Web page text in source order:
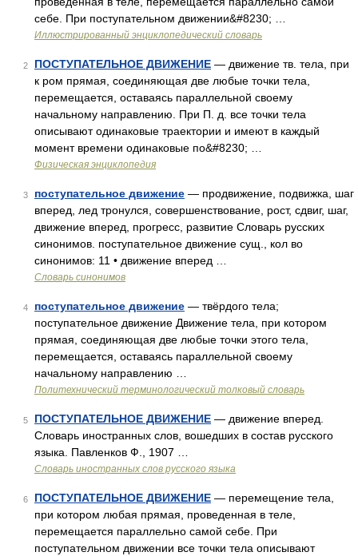
себе. При поступательном движении&#8230; …
Иллюстрированный энциклопедический словарь
2 ПОСТУПАТЕЛЬНОЕ ДВИЖЕНИЕ — движение тв. тела, при
к ром прямая, соединяющая две любые точки тела,
перемещается, оставаясь параллельной своему
начальному направлению. При П. д. все точки тела
описывают одинаковые траектории и имеют в каждый
момент времени одинаковые по&#8230; …
Физическая энциклопедия
3 поступательное движение — продвижение, подвижка, шаг
вперед, лед тронулся, совершенствование, рост, сдвиг, шаг,
движение вперед, прогресс, развитие Словарь русских
синонимов. поступательное движение сущ., кол во
синонимов: 11 • движение вперед …
Словарь синонимов
4 поступательное движение — твёрдого тела;
поступательное движение Движение тела, при котором
прямая, соединяющая две любые точки этого тела,
перемещается, оставаясь параллельной своему
начальному направлению …
Политехнический терминологический толковый словарь
5 ПОСТУПАТЕЛЬНОЕ ДВИЖЕНИЕ — движение вперед.
Словарь иностранных слов, вошедших в состав русского
языка. Павленков Ф., 1907 …
Словарь иностранных слов русского языка
6 ПОСТУПАТЕЛЬНОЕ ДВИЖЕНИЕ — перемещение тела,
при котором любая прямая, проведенная в теле,
перемещается параллельно самой себе. При
поступательном движении все точки тела описывают